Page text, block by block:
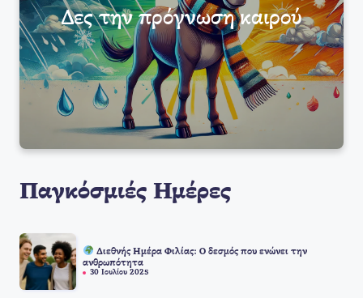
Δες την πρόγνωση καιρού
Παγκόσμιές Ημέρες
Διεθνής Ημέρα Φιλίας: Ο δεσμός που ενώνει την
ανθρωπότητα
30 Ιουλίου 2025